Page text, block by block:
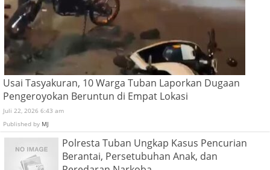
Usai Tasyakuran, 10 Warga Tuban Laporkan Dugaan
Pengeroyokan Beruntun di Empat Lokasi
Juli 22, 2026 6:43 am
Published by MJ
Polresta Tuban Ungkap Kasus Pencurian
Berantai, Persetubuhan Anak, dan